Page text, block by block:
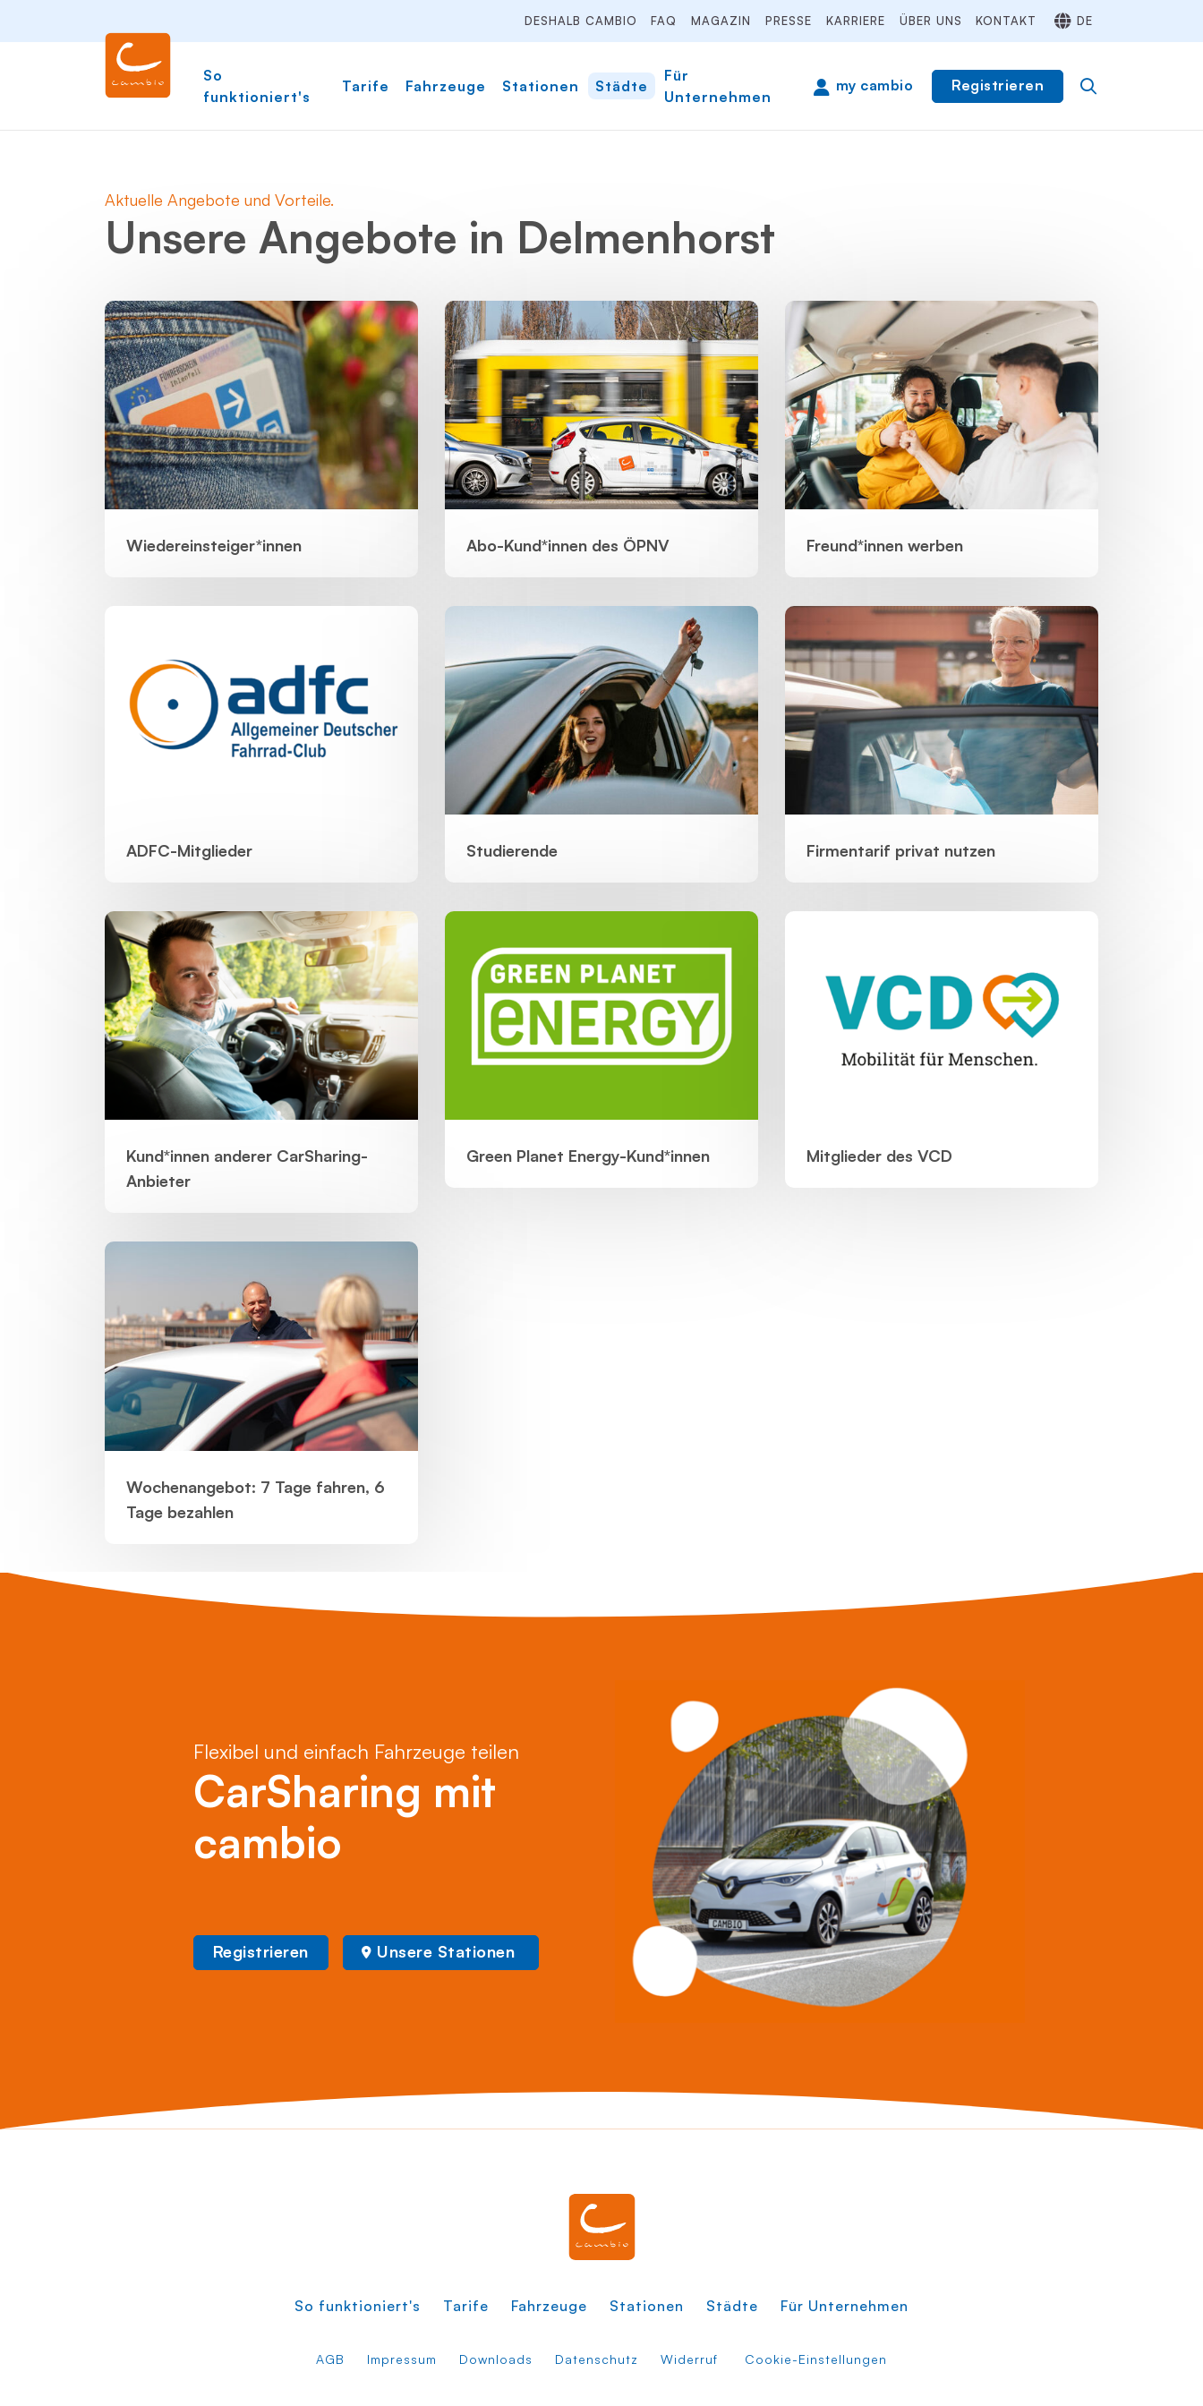
DESHALB CAMBIO FAQ MAGAZIN PRESSE KARRIERE ÜBER UNS KONTAKT DE
So
funktioniert's
Tarife Fahrzeuge Stationen Städte
Für
Unternehmen
my cambio Registrieren
Aktuelle Angebote und Vorteile.
Unsere Angebote in Delmenhorst
Wiedereinsteiger*innen Abo-Kund*innen des ÖPNV Freund*innen werben
ADFC-Mitglieder Studierende Firmentarif privat nutzen
Kund*innen anderer CarSharing-
Anbieter
Green Planet Energy-Kund*innen Mitglieder des VCD
Wochenangebot: 7 Tage fahren, 6
Tage bezahlen
Flexibel und einfach Fahrzeuge teilen
CarSharing mit
cambio
Registrieren Unsere Stationen
So funktioniert's Tarife Fahrzeuge Stationen Städte Für Unternehmen
AGB Impressum Downloads Datenschutz Widerruf Cookie-Einstellungen